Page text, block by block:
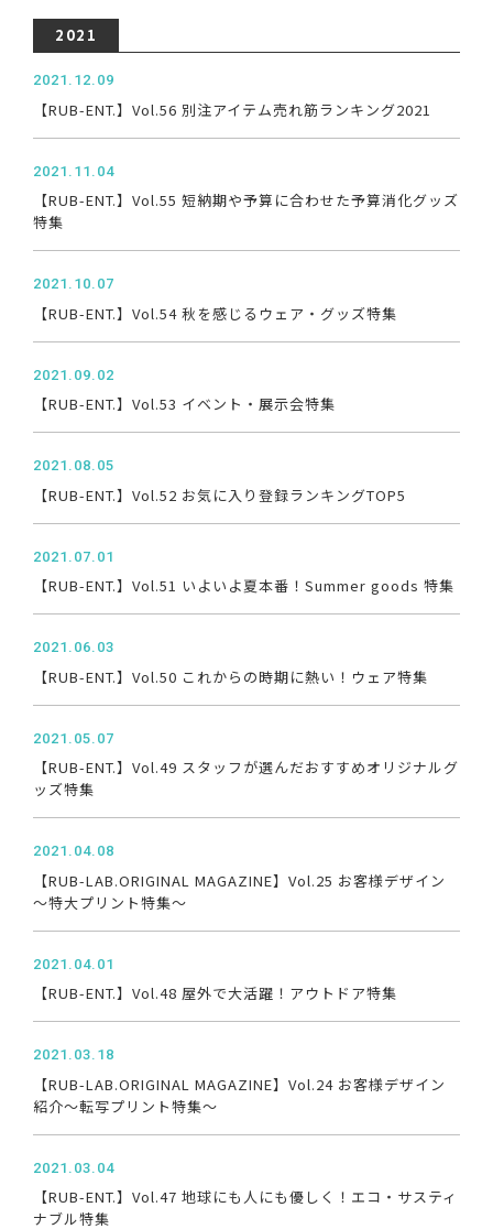
2021
2021.12.09
【RUB-ENT.】Vol.56 別注アイテム売れ筋ランキング2021
2021.11.04
【RUB-ENT.】Vol.55 短納期や予算に合わせた予算消化グッズ
特集
2021.10.07
【RUB-ENT.】Vol.54 秋を感じるウェア・グッズ特集
2021.09.02
【RUB-ENT.】Vol.53 イベント・展示会特集
2021.08.05
【RUB-ENT.】Vol.52 お気に入り登録ランキングTOP5
2021.07.01
【RUB-ENT.】Vol.51 いよいよ夏本番！Summer goods 特集
2021.06.03
【RUB-ENT.】Vol.50 これからの時期に熱い！ウェア特集
2021.05.07
【RUB-ENT.】Vol.49 スタッフが選んだおすすめオリジナルグ
ッズ特集
2021.04.08
【RUB-LAB.ORIGINAL MAGAZINE】Vol.25 お客様デザイン
～特大プリント特集～
2021.04.01
【RUB-ENT.】Vol.48 屋外で大活躍！アウトドア特集
2021.03.18
【RUB-LAB.ORIGINAL MAGAZINE】Vol.24 お客様デザイン
紹介～転写プリント特集～
2021.03.04
【RUB-ENT.】Vol.47 地球にも人にも優しく！エコ・サスティ
ナブル特集